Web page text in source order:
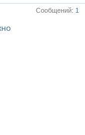
Сообщений 1